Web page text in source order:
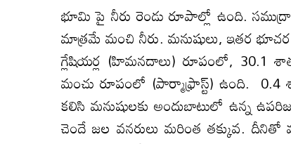
భూమి పై నీరు రెండు రూపాల్లో ఉంది.
మాత్రమే మంచి నీరు. మనుషులు, ఇతర
గ్లేషియర్ల (హిమనదాలు) రూపంలో, 30.1
మంచు రూపంలో (పార్మాఫ్రాస్ట్) ఉంది. 0.4
కలిసి మనుషులకు అందుబాటులో ఉన్న
చెందే జల వనరులు మరింత తక్కువ.